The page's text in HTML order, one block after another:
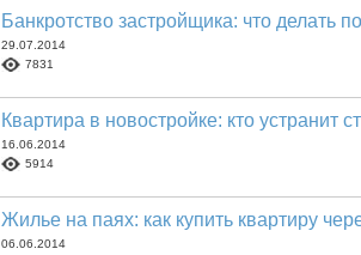
Банкротство застройщика: что делать
29.07.2014
7831
Квартира в новостройке: кто устранит
16.06.2014
5914
Жилье на паях: как купить квартиру
06.06.2014